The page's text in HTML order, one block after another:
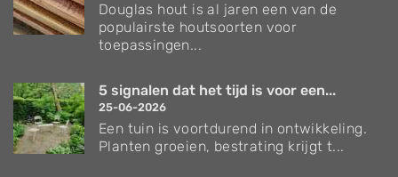
Douglas hout is al jaren een van de
populairste houtsoorten voor
toepassingen...
5 signalen dat het tijd is voor een...
25-06-2026
Een tuin is voortdurend in ontwikkeling.
Planten groeien, bestrating krijgt t...